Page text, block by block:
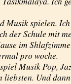
Musik spielen.
der Schule mit
im
pro woche.
Musik Pop,
liebsten. Und